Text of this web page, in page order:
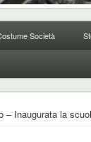
Società
– Inaugurata la